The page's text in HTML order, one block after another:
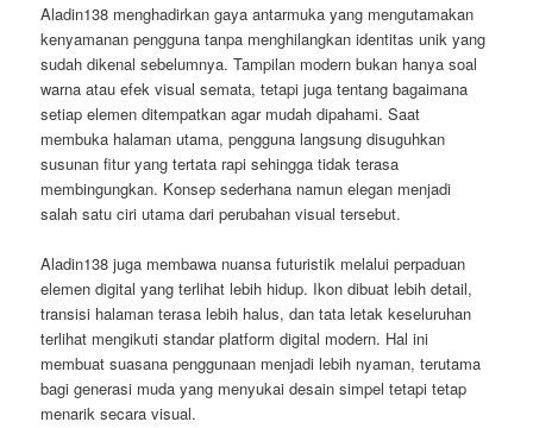
Aladin138 menghadirkan gaya antarmuka yang mengutamakan
kenyamanan pengguna tanpa menghilangkan identitas unik yang
sudah dikenal sebelumnya. Tampilan modern bukan hanya soal
warna atau efek visual semata, tetapi juga tentang bagaimana
setiap elemen ditempatkan agar mudah dipahami. Saat
membuka halaman utama, pengguna langsung disuguhkan
susunan fitur yang tertata rapi sehingga tidak terasa
membingungkan. Konsep sederhana namun elegan menjadi
salah satu ciri utama dari perubahan visual tersebut.
Aladin138 juga membawa nuansa futuristik melalui perpaduan
elemen digital yang terlihat lebih hidup. Ikon dibuat lebih detail,
transisi halaman terasa lebih halus, dan tata letak keseluruhan
terlihat mengikuti standar platform digital modern. Hal ini
membuat suasana penggunaan menjadi lebih nyaman, terutama
bagi generasi muda yang menyukai desain simpel tetapi tetap
menarik secara visual.